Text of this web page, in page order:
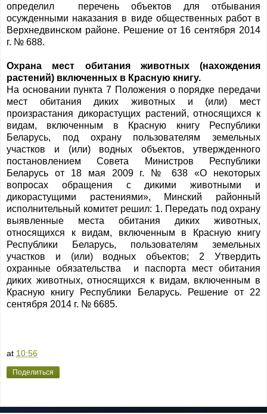
определил перечень объектов для отбывания
осужденными наказания в виде общественных работ в
Верхнедвинском районе. Решение от 16 сентября 2014
г. № 688.
Охрана мест обитания животных (нахождения
растений) включенных в Красную книгу.
На основании пункта 7 Положения о порядке передачи
мест обитания диких животных и (или) мест
произрастания дикорастущих растений, относящихся к
видам, включенным в Красную книгу Республики
Беларусь, под охрану пользователям земельных
участков и (или) водных объектов, утвержденного
постановлением Совета Министров Республики
Беларусь от 18 мая 2009 г. № 638 «О некоторых
вопросах обращения с дикими животными и
дикорастущими растениями», Минский районный
исполнительный комитет решил: 1. Передать под охрану
выявленные места обитания диких животных,
относящихся к видам, включенным в Красную книгу
Республики Беларусь, пользователям земельных
участков и (или) водных объектов; 2 Утвердить
охранные обязательства и паспорта мест обитания
диких животных, относящихся к видам, включенным в
Красную книгу Республики Беларусь. Решение от 22
сентября 2014 г. № 6685.
at 10:56
Поделиться